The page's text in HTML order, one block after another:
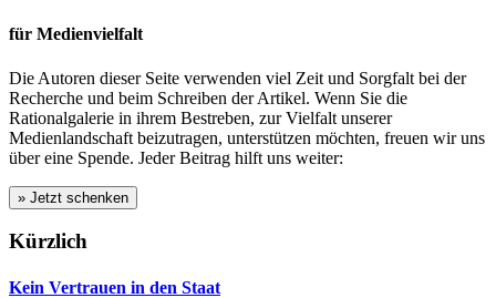
für Medienvielfalt
Die Autoren dieser Seite verwenden viel Zeit und Sorgfalt bei der
Recherche und beim Schreiben der Artikel. Wenn Sie die
Rationalgalerie in ihrem Bestreben, zur Vielfalt unserer
Medienlandschaft beizutragen, unterstützen möchten, freuen wir uns
über eine Spende. Jeder Beitrag hilft uns weiter:
Kürzlich
Kein Vertrauen in den Staat